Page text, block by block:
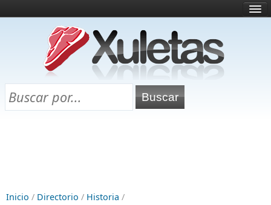
¿Qué es esto?
Directorio
Chuletas para exámenes
Inicio / Directorio / Historia /